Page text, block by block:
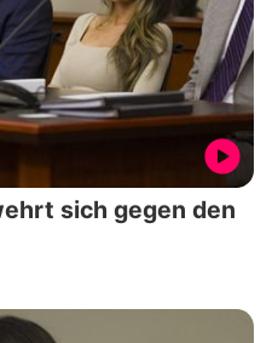
sich gegen den